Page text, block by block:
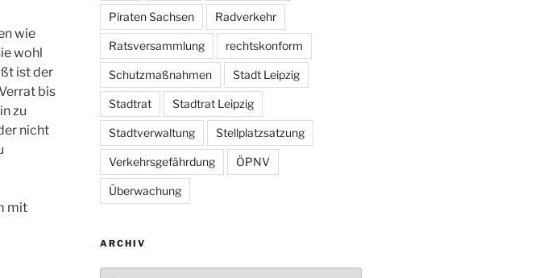
wie
wohl
ist der
bis
zu
nicht
mit
Piraten Sachsen Radverkehr
Ratsversammlung rechtskonform
Schutzmaßnahmen Stadt Leipzig
Stadtrat Stadtrat Leipzig
Stadtverwaltung Stellplatzsatzung
Verkehrsgefährdung ÖPNV
Überwachung
ARCHIV